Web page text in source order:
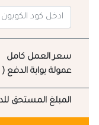
سعر العمل كامل
عمولة بوابة الدفع ( 5%)
المبلغ المستحق